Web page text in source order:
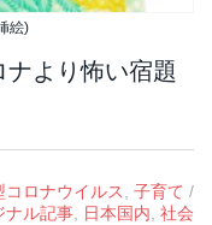
絵)
より怖い宿題
コロナウイルス, 子育て /
ナル記事, 日本国内, 社会